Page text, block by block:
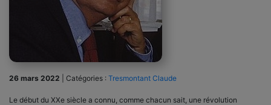
26 mars 2022 Catégories : Tresmontant Claude
Le début du XXe siècle a connu, comme chacun sait, une révolution